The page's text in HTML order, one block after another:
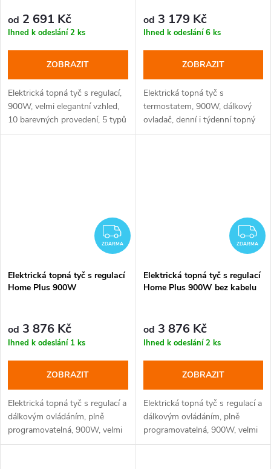
od 2 691 Kč
Ihned k odeslání2 ks
ZOBRAZIT
Elektrická topná tyč s regulací,
900W, velmi elegantní vzhled,
10 barevných provedení, 5 typů
krytek
od 3 179 Kč
Ihned k odeslání6 ks
ZOBRAZIT
Elektrická topná tyč s
termostatem, 900W, dálkový
ovladač, denní i týdenní topný
program, eco režim, režim
ZDARMA
ZDARMA
Elektrická topná tyč s regulací
Home Plus 900W
od 3 876 Kč
Ihned k odeslání 1 ks
ZOBRAZIT
Elektrická topná tyč s regulací a
dálkovým ovládáním, plně
programovatelná, 900W, velmi
elegantní vzhled, 10 barevných
ZDARMA
Elektrická topná tyč s regulací
Home Plus 900W bez kabelu
od 3 876 Kč
Ihned k odeslání2 ks
ZOBRAZIT
Elektrická topná tyč s regulací a
dálkovým ovládáním, plně
programovatelná, 900W, velmi
elegantní vzhled, 10 barevných